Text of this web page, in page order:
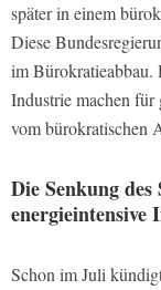
später in einem
Diese
im Bürokratieabbau.
Industrie machen
vom bürokratischen
Die Senkung
energieintensive
Schon im Juli